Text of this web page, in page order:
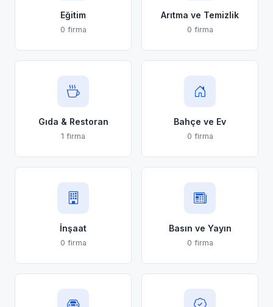
Eğitim
0 firma
Arıtma ve Temizlik
0 firma
Gıda & Restoran
1 firma
Bahçe ve Ev
0 firma
İnşaat
0 firma
Basın ve Yayın
0 firma